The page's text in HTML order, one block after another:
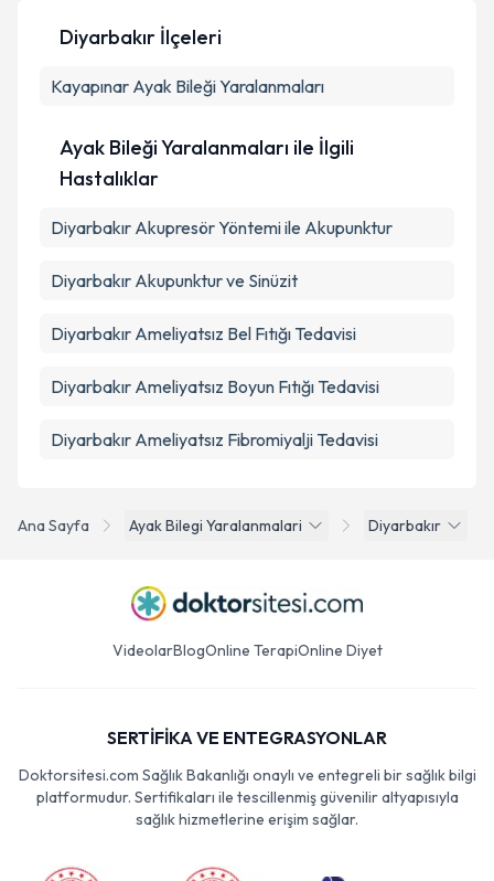
Metni'ni okudum ve kişisel verilerimin belirtilen
Ana Sayfa Ayak Bilegi Yaralanmalari Diyarbakır
Diyarbakır İlçeleri
Kayapınar Ayak Bileği Yaralanmaları
Ayak Bileği Yaralanmaları ile İlgili
Hastalıklar
Diyarbakır Akupresör Yöntemi ile Akupunktur
Diyarbakır Akupunktur ve Sinüzit
Diyarbakır Ameliyatsız Bel Fıtığı Tedavisi
Diyarbakır Ameliyatsız Boyun Fıtığı Tedavisi
Diyarbakır Ameliyatsız Fibromiyalji Tedavisi
VideolarBlogOnline TerapiOnline Diyet
SERTİFİKA VE ENTEGRASYONLAR
Doktorsitesi.com Sağlık Bakanlığı onaylı ve entegreli bir sağlık bilgi
platformudur. Sertifikaları ile tescillenmiş güvenilir altyapısıyla
sağlık hizmetlerine erişim sağlar.